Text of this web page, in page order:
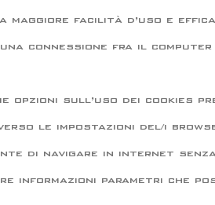
maggiore facilità d’uso e
connessione fra il
opzioni sull’uso dei
le impostazioni del/i
di navigare in internet
informazioni parametri che